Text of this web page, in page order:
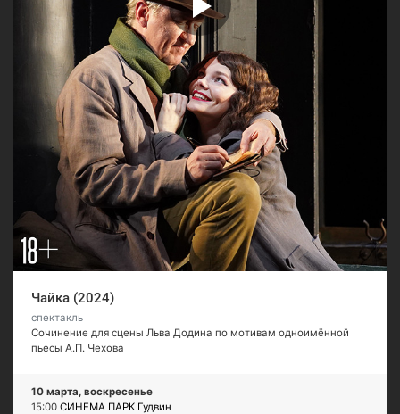
Чайка (2024)
спектакль
Сочинение для сцены Льва Додина по мотивам одноимённой
пьесы А.П. Чехова
10 марта, воскресенье
15:00 СИНЕМА ПАРК Гудвин